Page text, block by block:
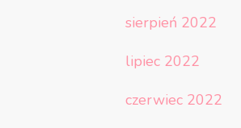
sierpień 2022
lipiec 2022
czerwiec 2022